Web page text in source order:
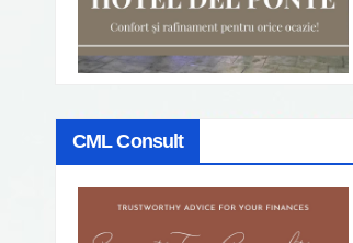
CML Consult